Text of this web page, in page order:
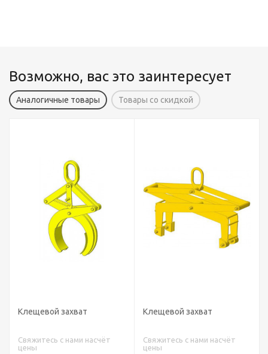
Возможно, вас это заинтересует
Аналогичные товары Товары со скидкой
Клещевой захват
Свяжитесь с нами насчёт
цены
Клещевой захват
Свяжитесь с нами насчёт
цены